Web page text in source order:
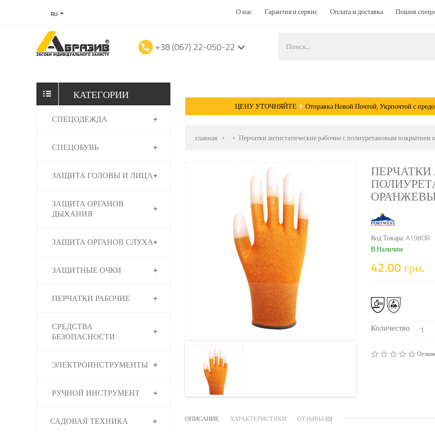
RU О нас Гарантия и сервис Оплата и доставка Пошив
+38 (067) 22-050-22
КАТЕГОРИИ
СПЕЦОДЕЖДА
СПЕЦОБУВЬ
ЗАЩИТА ГОЛОВЫ И ЛИЦА
ЗАЩИТА ОРГАНОВ
ДЫХАНИЯ
ЗАЩИТА ОРГАНОВ СЛУХА
ЗАЩИТНЫЕ ОЧКИ
ПЕРЧАТКИ РАБОЧИЕ
СРЕДСТВА
БЕЗОПАСНОСТИ
ЭЛЕКТРОИНСТРУМЕНТЫ
РУЧНОЙ ИНСТРУМЕНТ
САДОВАЯ ТЕХНИКА
ЦЕНУ УТОЧНЯЙТЕ ✈Отправка Новой Почтой, Укрпочтой с
главная Перчатки антистатические рабочие с полиуретановым
ПЕРЧАТКИ
ОРАНЖЕВЫЙ
Код Товара: A198OR
В Наличии
42.00 грн.
Количество
ОПИСАНИЕ ХАРАКТЕРИСТИКИ ОТЗЫВЫ (0)